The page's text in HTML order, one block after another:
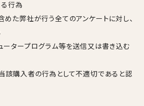
行為
めた弊社が行う全てのアンケートに対し、
ータープログラム等を送信又は書き込む
該購入者の行為として不適切であると認